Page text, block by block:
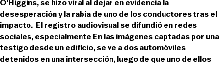
O'Higgins, se hizo viral al dejar en evidencia la
desesperación y la rabia de uno de los conductores tras el
impacto. El registro audiovisual se difundió en redes
sociales, especialmente En las imágenes captadas por una
testigo desde un edificio, se ve a dos automóviles
detenidos en una intersección, luego de que uno de ellos